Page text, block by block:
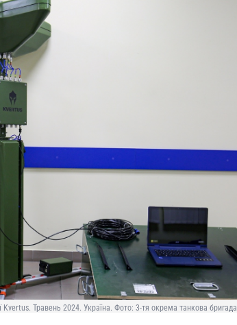
Травень 2024. Україна. Фото: 3-тя окрема танкова бригада